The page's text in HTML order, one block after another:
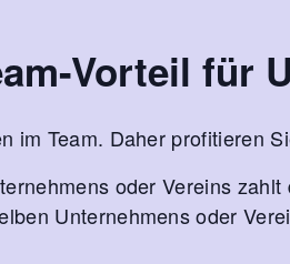
Vorteil für
im Team. Daher profitieren
oder Vereins
Unternehmens oder